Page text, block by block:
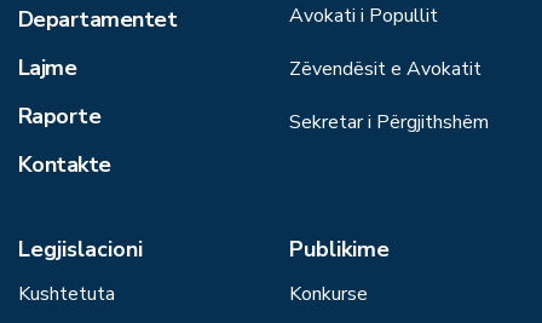
Departamentet
Lajme
Raporte
Kontakte
Avokati i Popullit
Zëvendësit e Avokatit
Sekretar i Përgjithshëm
Legjislacioni
Kushtetuta
Publikime
Konkurse